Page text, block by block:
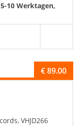
10 Werktagen,
€89.00
VHJD266